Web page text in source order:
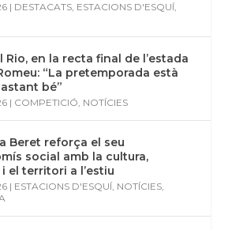
| DESTACATS, ESTACIONS D'ESQUÍ,
Rio, en la recta final de l’estada
“La pretemporada està
bé”
| COMPETICIÓ, NOTÍCIES
Beret reforça el seu
social amb la cultura,
i el territori a l’estiu
| ESTACIONS D'ESQUÍ, NOTÍCIES,